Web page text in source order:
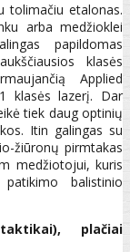
tolimačiu etalonas.
arba medžioklei
papildomas
klasės
Applied
klasės lazerį. Dar
tiek daug optinių
Itin galingas su
žiūronų pirmtakas
medžiotojui, kuris
balistinio
plačiai